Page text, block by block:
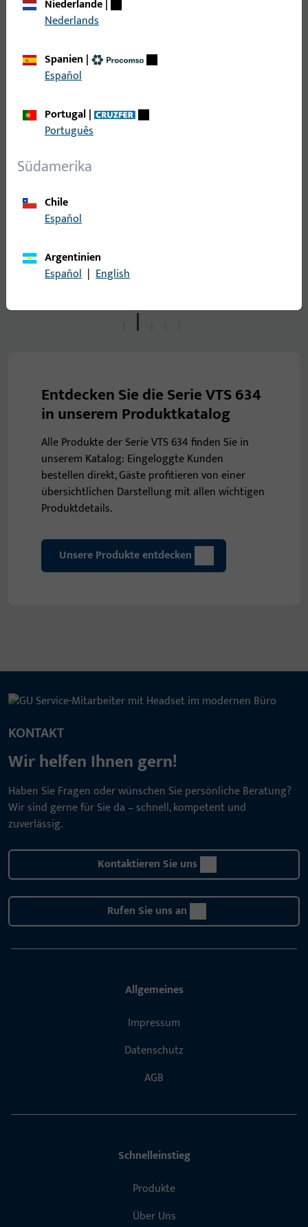
Unsere verdeckt liegenden Türschließer VTS 634 erfüllen
nach DIN 18040, zugelassen für Brandschutztüren und
geprüft nach der Norm EN 1154, wodurch sie maximale
Sicherheit und Komfort gewährleisten.
Entdecken Sie die Serie VTS 634
in unserem Produktkatalog
Alle Produkte der Serie VTS 634 finden Sie in
unserem Katalog: Eingeloggte Kunden
bestellen direkt, Gäste profitieren von einer
übersichtlichen Darstellung mit allen wichtigen
Produktdetails.
Unsere Produkte entdecken
KONTAKT
Wir helfen Ihnen gern!
Haben Sie Fragen oder wünschen Sie persönliche Beratung?
Wir sind gerne für Sie da – schnell, kompetent und
zuverlässig.
Kontaktieren Sie uns
Rufen Sie uns an
Niederlande|
Nederlands
Spanien |
Español
Portugal|
Português
Südamerika
Chile
Español
Argentinien
Español | English
Allgemeines
Impressum
Datenschutz
AGB
Schnelleinstieg
Produkte
Über Uns